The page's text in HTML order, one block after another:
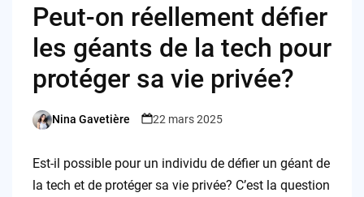
Peut-on réellement défier
les géants de la tech pour
protéger sa vie privée?
Posted
Nina Gavetière 22 mars 2025
Est-il possible pour un individu de défier un géant de
la tech et de protéger sa vie privée? C’est la question